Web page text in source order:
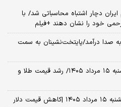
ایران دچار اشتباه محاسباتی شد/ با
خود را نشان دهند +فیلم
صدا درآمد/پایتخت‌نشینان به سمت
نرخ ارز دلار، طلا و یورو امروز پنجشنبه ۱۵ مرداد ۱۴۰۵/ رشد قیمت طلا و
دلار